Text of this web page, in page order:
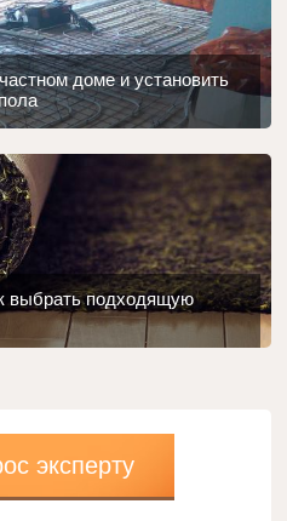
доме и установить
выбрать подходящую
эксперту